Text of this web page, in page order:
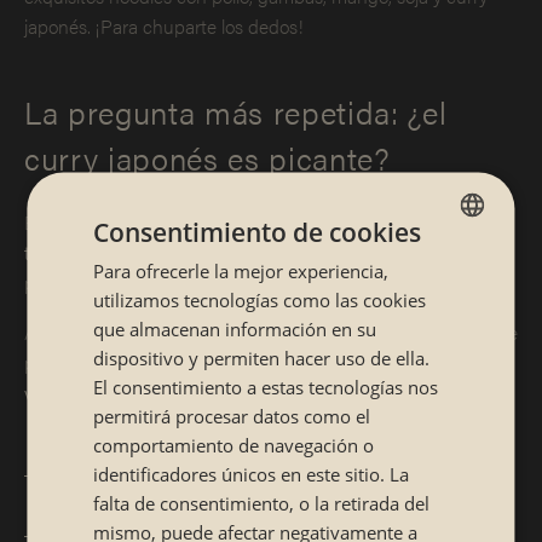
japonés. ¡Para chuparte los dedos!
La pregunta más repetida: ¿el
curry japonés es picante?
El curry japonés es muchomenos picante que el indio o el
tailandés
partidarios de sabores más suaves.
Aunque, eso sí, las pastillas o tabletas de curry con las que se
prepara elKare raisusuelen estar disponibles endistintas
versiones de picantea elegir:
Suave o amakuchi
Medio o chukara
CATALÁN
Consentimiento de cookies
Para ofrecerle la mejor experiencia,
utilizamos tecnologías como las cookies
que almacenan información en su
dispositivo y permiten hacer uso de ella.
El consentimiento a estas tecnologías nos
permitirá procesar datos como el
comportamiento de navegación o
identificadores únicos en este sitio. La
falta de consentimiento, o la retirada del
mismo, puede afectar negativamente a